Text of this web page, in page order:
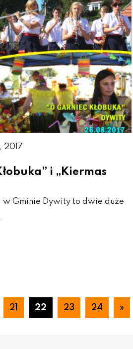
2017
i „Kiermas
w Gminie Dywity to dwie duże
21 22 23 24 »